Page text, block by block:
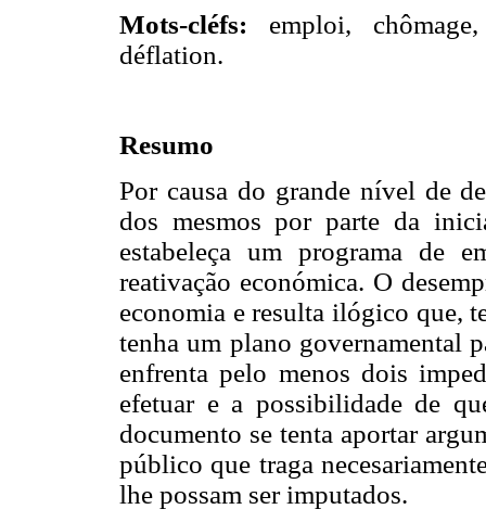
Mots-cléfs: emploi,
déflation.
Resumo
Por causa do grande nível de
dos mesmos por parte da
estabeleça um programa de
reativação económica. O
economia e resulta ilógico que,
tenha um plano governamental
enfrenta pelo menos dois
efetuar e a possibilidade de
documento se tenta aportar
público que traga
lhe possam ser imputados.